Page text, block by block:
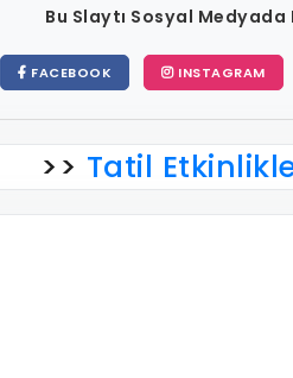
Bu Slaytı Sosyal Medyada
FACEBOOK INSTAGRAM
>> Tatil